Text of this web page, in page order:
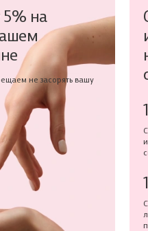
на
не засорять вашу